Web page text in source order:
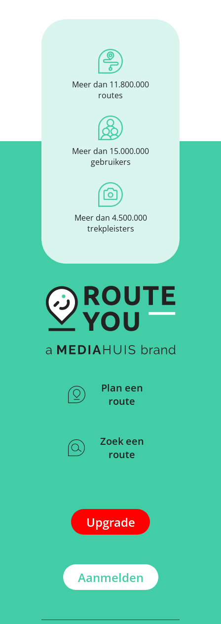
Meer dan 11.800.000
routes
Meer dan 15.000.000
gebruikers
Meer dan 4.500.000
trekpleisters
Plan een
route
Zoek een
route
Upgrade
Aanmelden